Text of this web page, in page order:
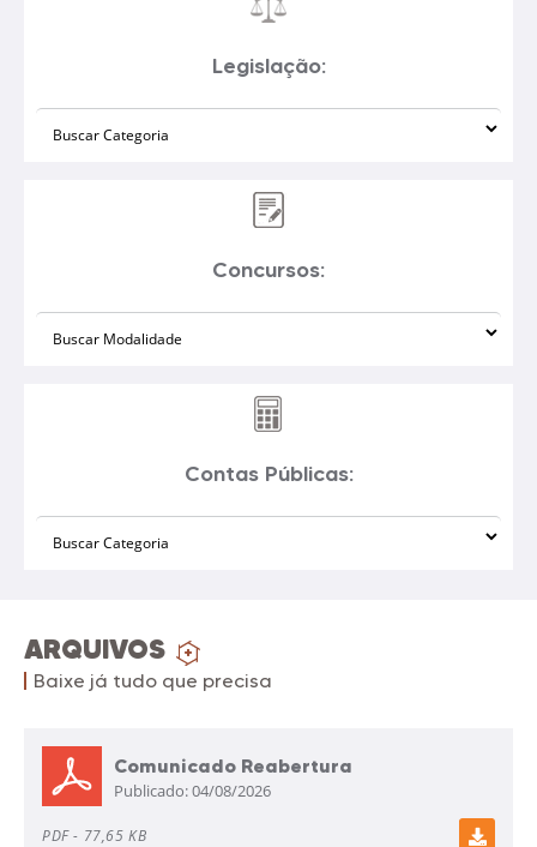
Legislação:
Concursos:
Contas Públicas:
ARQUIVOS Ver Mais
+
Baixe já tudo que precisa
Comunicado Reabertura
Publicado:04/08/2026
PDF - 77,65 KB